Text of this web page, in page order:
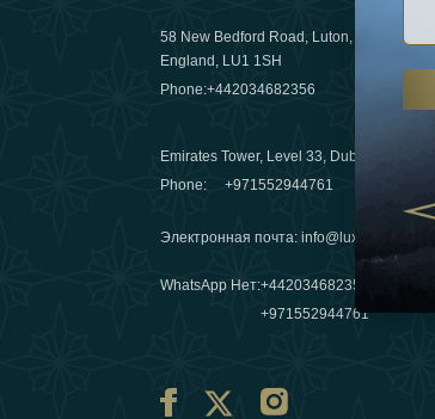
58 New Bedford Road, Luton,
England, LU1 1SH
Phone:+442034682356
Emirates Tower, Level 33, Dubai, UAE
Phone:+971552944761
Электронная почта:info@luxafar.com
WhatsApp Нет:+442034682356
+971552944761